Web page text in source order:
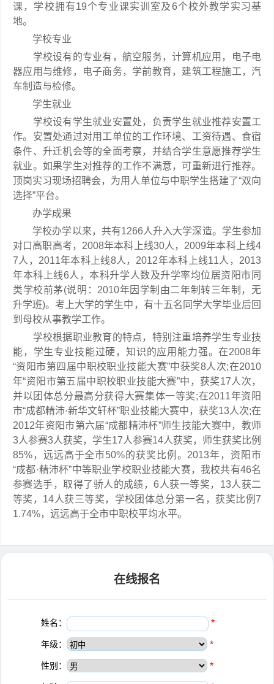
课，学校拥有19个专业课实训室及6个校外教学实习基
地。
学校专业
学校设有的专业有，航空服务，计算机应用，电子电
器应用与维修，电子商务，学前教育，建筑工程施工，汽
车制造与检修。
学生就业
学校设有学生就业安置处，负责学生就业推荐安置工
作。安置处通过对用工单位的工作环境、工资待遇、食宿
条件、升迁机会等的全面考察，并结合学生意愿推荐学生
就业。如果学生对推荐的工作不满意，可重新进行推荐。
顶岗实习现场招聘会，为用人单位与中职学生搭建了“双向
选择”平台。
办学成果
学校办学以来，共有1266人升入大学深造。学生参加
对口高职高考，2008年本科上线30人，2009年本科上线4
7人，2011年本科上线8人，2012年本科上线11人，2013
年本科上线6人，本科升学人数及升学率均位居资阳市同
类学校前茅(说明：2010年因学制由二年制转三年制，无
升学班)。考上大学的学生中，有十五名同学大学毕业后回
到母校从事教学工作。
学校根据职业教育的特点，特别注重培养学生专业技
能，学生专业技能过硬，知识的应用能力强。在2008年
“资阳市第四届中职校职业技能大赛”中获奖8人次;在2010
年“资阳市第五届中职校职业技能大赛”中，获奖17人次，
并以团体总分最高分获得大赛集体一等奖;在2011年资阳
市“成都精沛·新华文轩杯”职业技能大赛中，获奖13人次;在
2012年资阳市第六届“成都精沛杯”师生技能大赛中，教师
3人参赛3人获奖，学生17人参赛14人获奖，师生获奖比例
85%，远远高于全市50%的获奖比例。2013年，资阳市
“成都·精沛杯”中等职业学校职业技能大赛，我校共有46名
参赛选手，取得了骄人的成绩，6人获一等奖，13人获二
等奖，14人获三等奖，学校团体总分第一名，获奖比例7
1.74%，远远高于全市中职校平均水平。
在线报名
姓名： *
年级： *
性别： *